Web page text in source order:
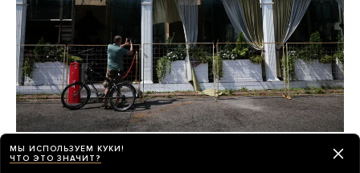
Почти неделю назад в ресторане
в центре Москвы произошел взрыв.
МЫ ИСПОЛЬЗУЕМ КУКИ!
ЧТО ЭТО ЗНАЧИТ?